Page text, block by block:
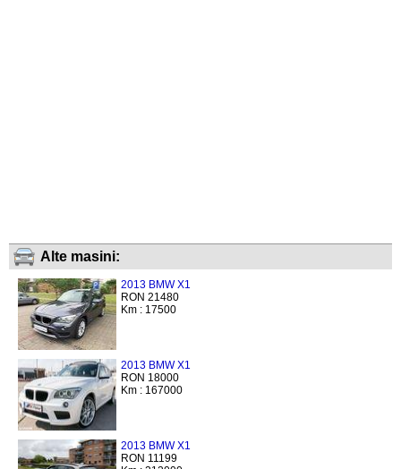
Alte masini:
2013 BMW X1
RON 21480
Km : 17500
2013 BMW X1
RON 18000
Km : 167000
2013 BMW X1
RON 11199